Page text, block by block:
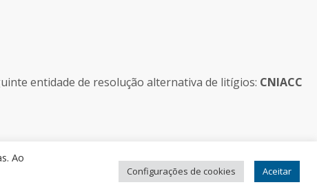
Ao
Configurações de cookies Aceitar
entidade de resolução alternativa de litígios: CNIACC